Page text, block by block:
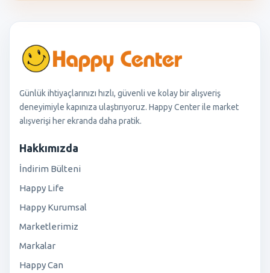
Günlük ihtiyaçlarınızı hızlı, güvenli ve kolay bir alışveriş
deneyimiyle kapınıza ulaştırıyoruz. Happy Center ile market
alışverişi her ekranda daha pratik.
Hakkımızda
İndirim Bülteni
Happy Life
Happy Kurumsal
Marketlerimiz
Markalar
Happy Can